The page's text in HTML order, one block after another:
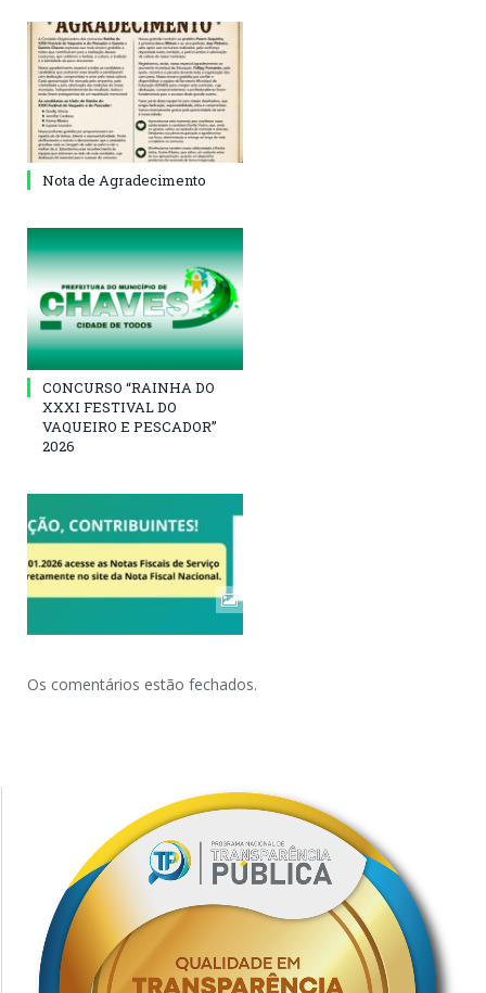
Nota de Agradecimento
CONCURSO “RAINHA DO
XXXI FESTIVAL DO
VAQUEIRO E PESCADOR”
2026
Os comentários estão fechados.